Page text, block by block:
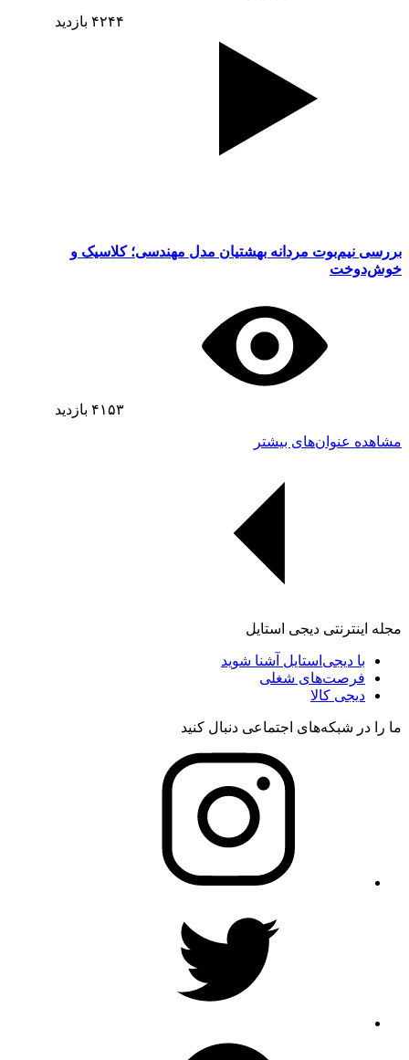
۴۲۴۴ بازدید
بررسی نیم‌بوت مردانه بهشتیان مدل مهندسی؛ کلاسیک و
خوش‌دوخت
۴۱۵۳ بازدید
مشاهده عنوان‌های بیشتر
مجله اینترنتی دیجی استایل
با دیجی‌استایل آشنا شوید
فرصت‌های شغلی
دیجی کالا
ما را در شبکه‌های اجتماعی دنبال کنید